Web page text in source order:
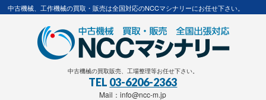
中古機械、工作機械の買取・販売は全国対応のNCCマシナリーにお任せ下さい。
中古機械の買取販売、工場整理等お任せ下さい。
TEL 03-6206-2363
Mail：info@ncc-m.jp